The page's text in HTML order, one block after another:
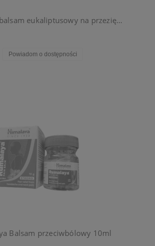
HIMALAYA balsam eukaliptusowy na przeziębienie 10ml
Powiadom o dostępności
Balsam przeciwbólowy 10ml